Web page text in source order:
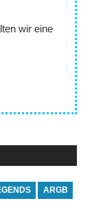
wir eine
ARGB